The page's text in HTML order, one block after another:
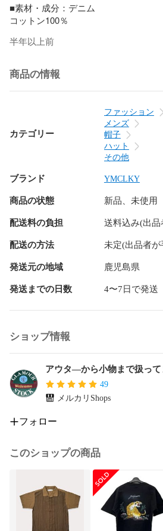
■素材・成分：デニム
コットン100％
半年以上前
商品の情報
カテゴリー
ファッション
メンズ
帽子
ハット
その他
ブランド YMCLKY
商品の状態 新品、未使用
配送料の負担 送料込み(出品
配送の方法 未定(出品者が
発送元の地域 鹿児島県
発送までの日数 4〜7日で発送
ショップ情報
アウタ―から小物まで扱って
49
メルカリShops
フォロー
このショップの商品